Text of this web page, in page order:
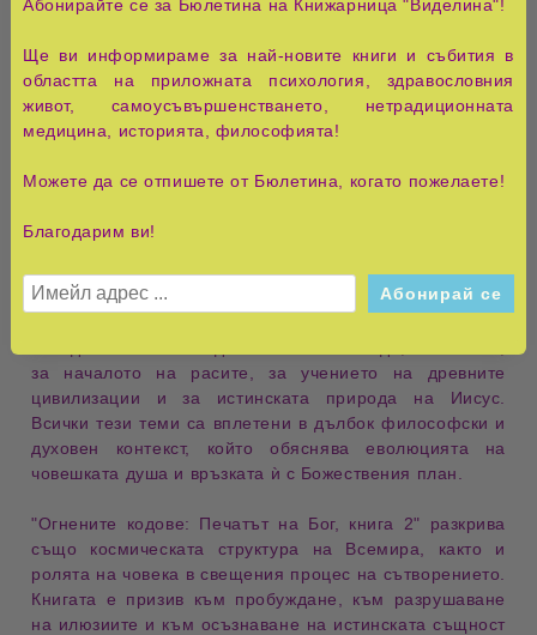
тайни на сътворението
скритата история на
човечеството
. Книгата съчетава духовни прозрения
научни теориии
легендите на Атлантида
ученията на Шумер
библейските текстове
посланията на висшите
същества
Авторът изследва
върховен закон на Вселената
движеща сила на живота
всяко същество носи част от Бога в себе си, но
истинската му мисия
да прояви тази любов. Книгата
за началото на расите , заучението на древните
цивилизации и за истинската природа на Иисус
Всички тези теми са вплетени в дълбок философски и
духовен контекст, който обясняваеволюцията на
човешката душа и връзката ѝ с Божествения план
"Огнените кодове: Печатът на Бог, книга 2" разкрива
също космическата структура на Всемира , както и
ролята на човека всвещения процес на сътворението
Книгата е призив към пробуждане , към разрушаване
на илюзиите и към осъзнаване на истинската същност
Абонирайте се за Бюлетина на Книжарница "Виделина"!
Ще ви информираме за най-новите книги и събития в
областта на приложната психология, здравословния
живот, самоусъвършенстването, нетрадиционната
медицина, историята, философията!
Можете да се отпишете от Бюлетина, когато пожелаете!
Благодарим ви!